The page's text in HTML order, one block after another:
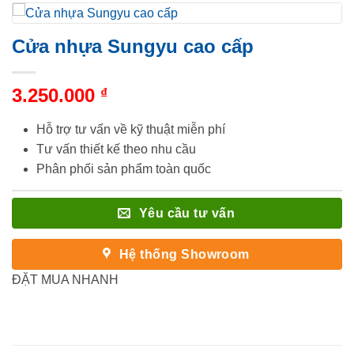
Cửa nhựa Sungyu cao cấp
3.250.000 ₫
Hỗ trợ tư vấn về kỹ thuật miễn phí
Tư vấn thiết kế theo nhu cầu
Phân phối sản phẩm toàn quốc
Yêu cầu tư vấn
Hệ thống Showroom
ĐẶT MUA NHANH